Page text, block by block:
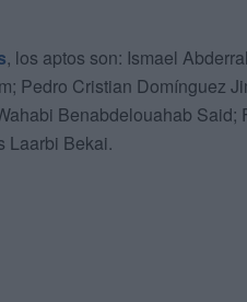
, los aptos son: Ismael
Pedro Cristian Domínguez
Benabdelouahab Said;
Laarbi Bekai.